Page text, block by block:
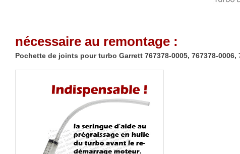
nécessaire au remontage :
Pochette de joints pour turbo Garrett 767378-0005, 767378-0006,